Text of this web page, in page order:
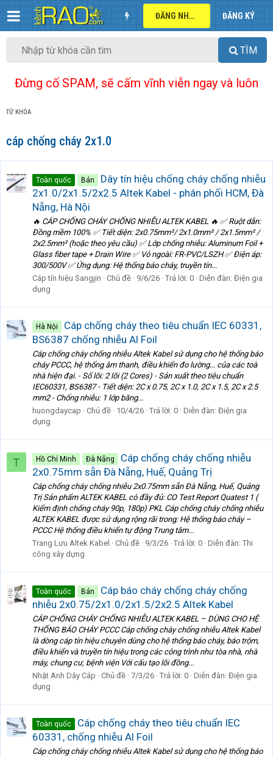
ĐĂNG NHẬP ĐĂNG KÝ
TÌM
Đừng cố SPAM, sẽ cấm vĩnh viễn ngay và luôn
TỪ KHÓA
cáp chống cháy 2x1.0
Toàn quốc Bán
Dây tín hiệu chống cháy chống nhiễu
2x1.0/2x1.5/2x2.5 Altek Kabel - phân phối HCM, Đà
Nẵng, Hà Nội
🔥 CÁP CHỐNG CHÁY CHỐNG NHIỄU ALTEK KABEL 🔥 ✅ Ruột dẫn:
Đồng mềm 100% ✅ Tiết diện: 2x0.75mm²/ 2x1.0mm² / 2x1.5mm² /
2x2.5mm² (hoặc theo yêu cầu) ✅ Lớp chống nhiễu: Aluminum Foil +
Glass fiber tape + Drain Wire ✅ Vỏ ngoài: FR-PVC/LSZH ✅ Điện áp:
300/500V ✅ Ứng dụng: Hệ thống báo cháy, truyền tín...
Cáp tín hiệu Sangjin
Chủ đề 9/6/26 Trả lời: 0 Diễn đàn: Điện gia
dụng
Hà Nội
Cáp chống cháy theo tiêu chuẩn IEC 60331,
BS6387 chống nhiễu Al Foil
Cáp chống cháy chống nhiễu Altek Kabel sử dụng cho hệ thống báo
cháy PCCC, hệ thống âm thanh, điều khiển đo lường… của các toà
nhà hiện đại. - Số lõi: 2 lõi (2 Cores) - Sản xuất theo tiêu chuẩn
IEC60331, BS6387 - Tiết diện: 2C x 0.75, 2C x 1.0, 2C x 1.5, 2C x 2.5
mm2 - Chống nhiễu: 1 lớp băng...
huongdaycap
Chủ đề 10/4/26 Trả lời: 0 Diễn đàn: Điện gia
dụng
T Hồ Chí Minh Đà Nẵng
Cáp chống cháy chống nhiễu
2x0.75mm sẵn Đà Nẵng, Huế, Quảng Trị
Cáp chống cháy chống nhiễu 2x0.75mm sẵn Đà Nẵng, Huế, Quảng
Trị Sản phẩm ALTEK KABEL có đầy đủ: CO Test Report Quatest 1 (
Kiểm định chống cháy 90p, 180p) PKL Cáp chống cháy chống nhiễu
ALTEK KABEL được sử dụng rộng rãi trong: Hệ thống báo cháy –
PCCC Hệ thống điều khiển tự động Trung tâm...
Trang Lưu Altek Kabel
Chủ đề 9/3/26 Trả lời: 0 Diễn đàn: Thi
công xây dựng
Toàn quốc Bán
Cáp báo cháy chống cháy chống
nhiễu 2x0.75/2x1.0/2x1.5/2x2.5 Altek Kabel
CÁP CHỐNG CHÁY CHỐNG NHIỄU ALTEK KABEL – DÙNG CHO HỆ
THỐNG BÁO CHÁY PCCC Cáp chống cháy chống nhiễu Altek Kabel
là dòng cáp tín hiệu chuyên dùng cho hệ thống báo cháy, báo trộm,
điều khiển và truyền tín hiệu trong các công trình như tòa nhà, nhà
máy, chung cư, bệnh viện Với cấu tạo lõi đồng...
Nhật Anh Dây Cáp
Chủ đề 7/3/26 Trả lời: 0 Diễn đàn: Điện gia
dụng
Toàn quốc
Cáp chống cháy theo tiêu chuẩn IEC
60331, chống nhiễu Al Foil
Cáp chống cháy chống nhiễu Altek Kabel sử dụng cho hệ thống báo